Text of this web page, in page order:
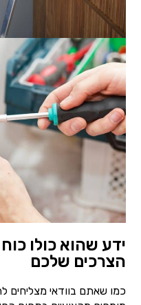
ידע שהוא כולו
הצרכים שלכם
כמו שאתם בוודאי מצליחים